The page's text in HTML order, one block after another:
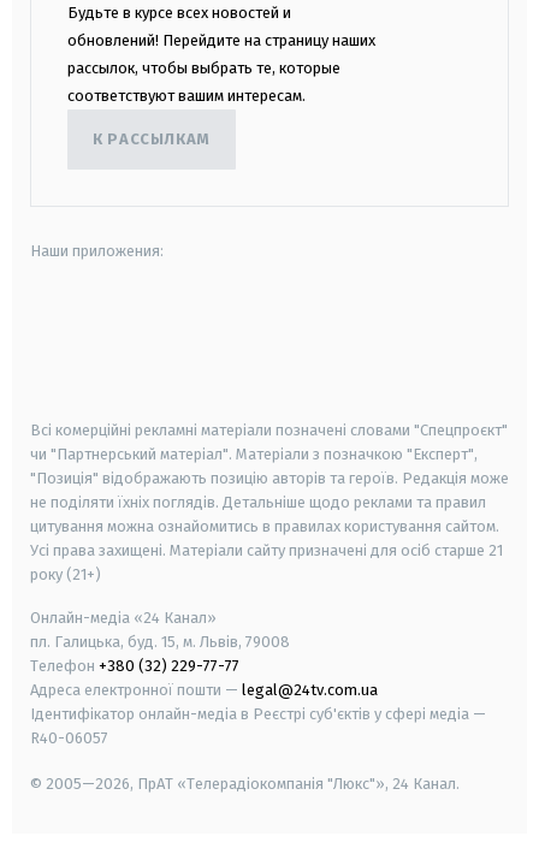
Будьте в курсе всех новостей и
обновлений! Перейдите на страницу наших
рассылок, чтобы выбрать те, которые
соответствуют вашим интересам.
К РАССЫЛКАМ
Наши приложения:
Всі комерційні рекламні матеріали позначені словами "Спецпроєкт"
чи "Партнерський матеріал". Матеріали з позначкою "Експерт",
"Позиція" відображають позицію авторів та героїв. Редакція може
не поділяти їхніх поглядів. Детальніше щодо реклами та правил
цитування можна ознайомитись в правилах користування сайтом.
Усі права захищені. Матеріали сайту призначені для осіб старше 21
року (21+)
Онлайн-медіа «24 Канал»
пл. Галицька, буд. 15, м. Львів, 79008
Телефон +380 (32) 229-77-77
Адреса електронної пошти — legal@24tv.com.ua
Ідентифікатор онлайн-медіа в Реєстрі суб'єктів у сфері медіа —
R40-06057
© 2005—2026, ПрАТ «Телерадіокомпанія "Люкс"», 24 Канал.